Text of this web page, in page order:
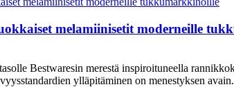
melamiinisetit moderneille
Bestwaresin merestä inspiroituneella
ylläpitäminen on menestyksen